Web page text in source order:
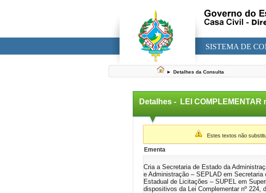
SISTEMA DE
► Detalhes da Consulta
Detalhes - LEI COMPLEMENTAR
▼
Estes textos não
Ementa
Cria a Secretaria de Estado da
e Administração – SEPLAD em
Estadual de Licitações – SUPEL em
dispositivos da Lei Complementar nº 224,